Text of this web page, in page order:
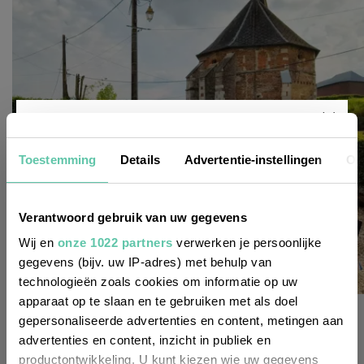
Toestemming Details Advertentie-instellingen
Verantwoord gebruik van uw gegevens
Wij en onze 1022 partners verwerken je persoonlijke
gegevens (bijv. uw IP-adres) met behulp van
technologieën zoals cookies om informatie op uw
apparaat op te slaan en te gebruiken met als doel
gepersonaliseerde advertenties en content, metingen aan
advertenties en content, inzicht in publiek en
productontwikkeling. U kunt kiezen wie uw gegevens
bonnes adresses
B&B Danou, pareltje in de Franse Ardennen
Nieuwsbrief
Wil je altijd als eerste op de hoogte zijn
van de laatste nieuwtjes, leuke adressen
en inspirerende tips voor Frankrijk? Meld
je dan aan voor onze 2-wekelijkse
nieuwsbrief. Zo gedaan!